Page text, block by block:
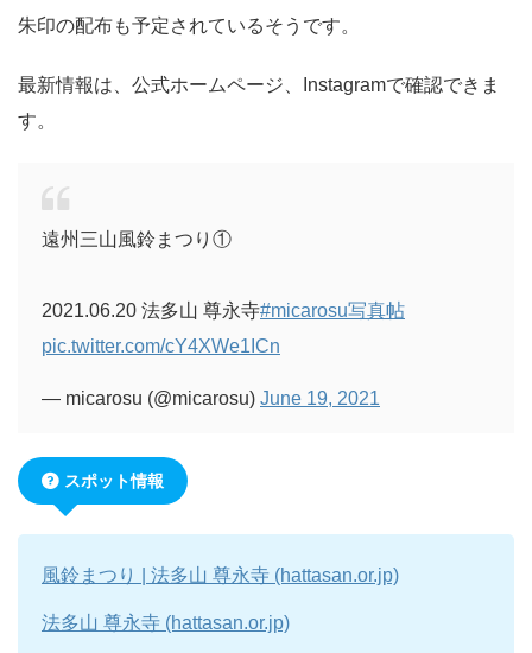
朱印の配布も予定されているそうです。
最新情報は、公式ホームページ、Instagramで確認できま
す。
遠州三山風鈴まつり①
2021.06.20 法多山 尊永寺#micarosu写真帖
pic.twitter.com/cY4XWe1ICn
— micarosu (@micarosu) June 19, 2021
スポット情報
風鈴まつり | 法多山 尊永寺 (hattasan.or.jp)
法多山 尊永寺 (hattasan.or.jp)